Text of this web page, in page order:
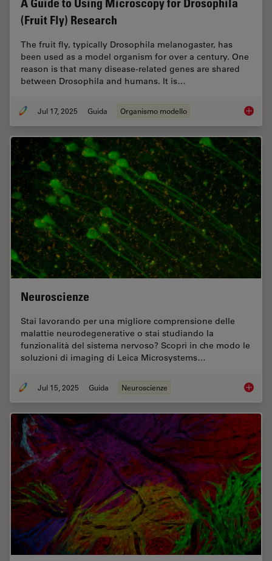
A Guide to Using Microscopy for Drosophila
(Fruit Fly) Research
The fruit fly, typically Drosophila melanogaster, has
been used as a model organism for over a century. One
reason is that many disease-related genes are shared
between Drosophila and humans. It is…
Jul 17, 2025 Guida Organismo modello A
Neuroscienze
Stai lavorando per una migliore comprensione delle
malattie neurodegenerative o stai studiando la
funzionalità del sistema nervoso? Scopri in che modo le
soluzioni di imaging di Leica Microsystems…
Jul 15, 2025 Guida Neuroscienze